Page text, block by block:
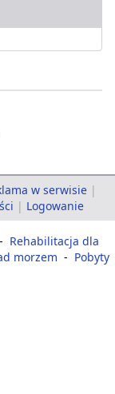
w serwisie |
| Logowanie
- Rehabilitacja dla
morzem - Pobyty